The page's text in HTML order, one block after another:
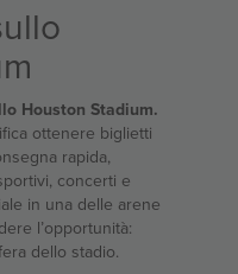
Houston Stadium.
ottenere biglietti
rapida,
concerti e
in una delle arene
l’opportunità:
dello stadio.